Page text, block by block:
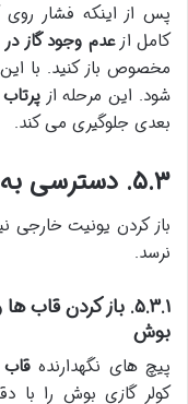
پس از اینکه فشار روی
کامل ازعدم وجود گاز
مخصوص باز کنید. با این
شود. این مرحله از
بعدی جلوگیری می کند.
۵.۳. دسترسی به کمپرسور معیوب
باز کردن یونیت خارجی
نرسد.
۵.۳.۱. باز کردن
بوش
پیچ های نگهدارنده
کولر گازی بوش را با